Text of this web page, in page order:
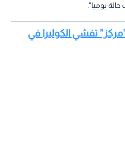
يوميا".
"مركز" تفشي الكوليرا في